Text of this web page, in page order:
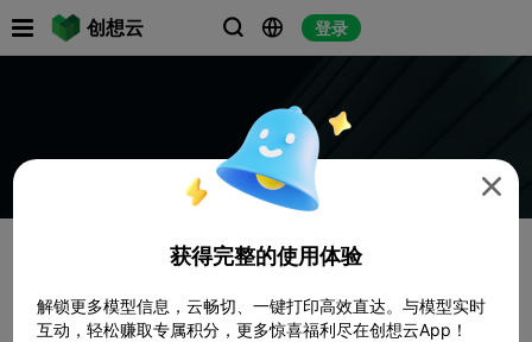
创想云   登录

获得完整的使用体验
解锁更多模型信息，云畅切、一键打印高效直达。与模型实时
互动，轻松赚取专属积分，更多惊喜福利尽在创想云App！